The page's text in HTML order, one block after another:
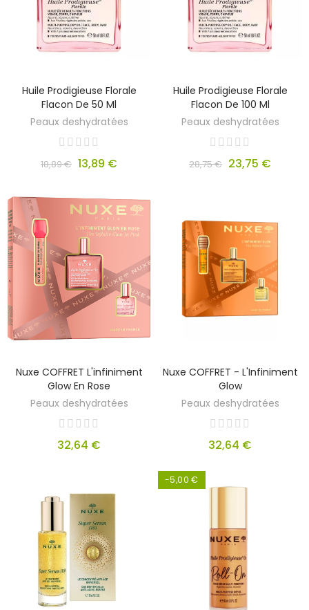
Huile Prodigieuse Florale
Flacon De 50 Ml
Peaux deshydratées
18,89 € 13,89 €
Huile Prodigieuse Florale
Flacon De 100 Ml
Peaux deshydratées
28,75 € 23,75 €
Nuxe COFFRET L'infiniment
Glow En Rose
Peaux deshydratées
32,64 €
Nuxe COFFRET - L'Infiniment
Glow
Peaux deshydratées
32,64 €
-5,00 €